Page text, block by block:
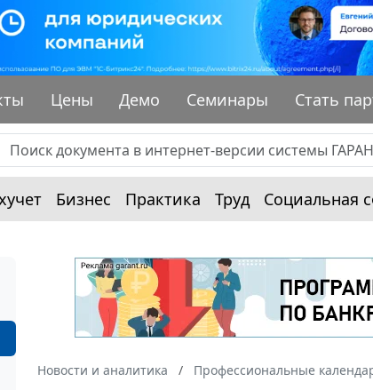
Цены Демо Семинары Стать
Бизнес Практика Труд Социальная
Новости и аналитика Профессиональные